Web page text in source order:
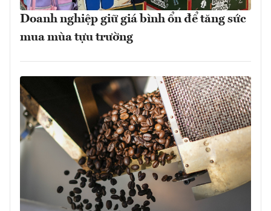
Doanh nghiệp giữ giá bình ổn để tăng sức
mua mùa tựu trường